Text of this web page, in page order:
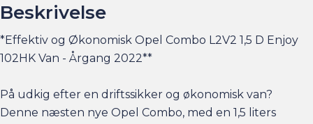
Beskrivelse
*Effektiv og Økonomisk Opel Combo L2V2 1,5 D Enjoy
102HK Van - Årgang 2022**
På udkig efter en driftssikker og økonomisk van?
Denne næsten nye Opel Combo, med en 1,5 liters